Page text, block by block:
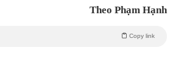
Theo Phạm Hạnh
Copy link